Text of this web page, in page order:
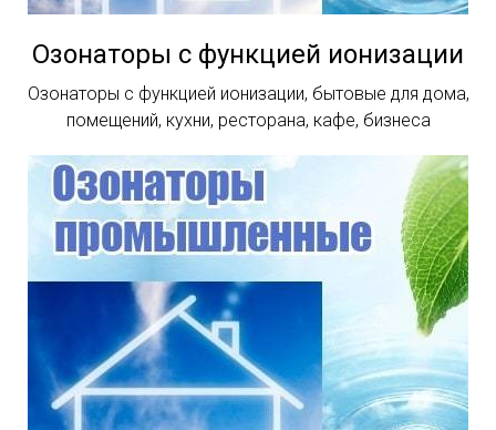
Озонаторы с функцией ионизации
Озонаторы с функцией ионизации, бытовые для дома,
помещений, кухни, ресторана, кафе, бизнеса